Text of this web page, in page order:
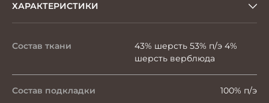
ХАРАКТЕРИСТИКИ
Состав ткани
43% шерсть 53% п/э 4%
шерсть верблюда
Состав подкладки 100% п/э